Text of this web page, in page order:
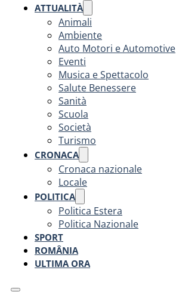
ATTUALITÀ
Animali
Ambiente
Auto Motori e Automotive
Eventi
Musica e Spettacolo
Salute Benessere
Sanità
Scuola
Società
Turismo
CRONACA
Cronaca nazionale
Locale
POLITICA
Politica Estera
Politica Nazionale
SPORT
ROMÂNIA
ULTIMA ORA